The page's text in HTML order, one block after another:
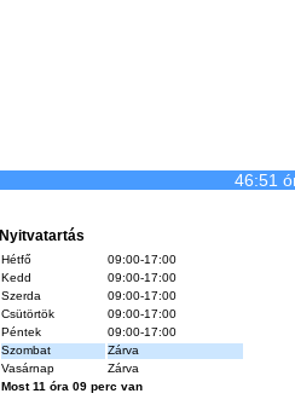
46:51
Nyitvatartás
Hétfő
09:00-17:00
Kedd
09:00-17:00
Szerda
09:00-17:00
Csütörtök
09:00-17:00
Péntek
09:00-17:00
Szombat
Zárva
Vasárnap
Zárva
Most 11 óra 09 perc van